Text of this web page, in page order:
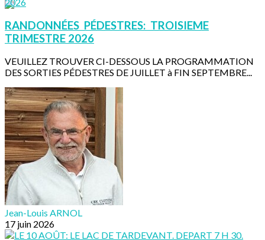
RANDONNÉES PÉDESTRES: TROISIEME
TRIMESTRE 2026
VEUILLEZ TROUVER CI-DESSOUS LA PROGRAMMATION
DES SORTIES PÉDESTRES DE JUILLET à FIN SEPTEMBRE...
Jean-Louis ARNOL
17 juin 2026